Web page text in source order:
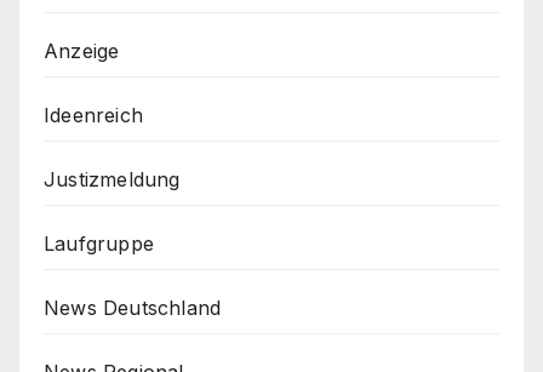
Anzeige
Ideenreich
Justizmeldung
Laufgruppe
News Deutschland